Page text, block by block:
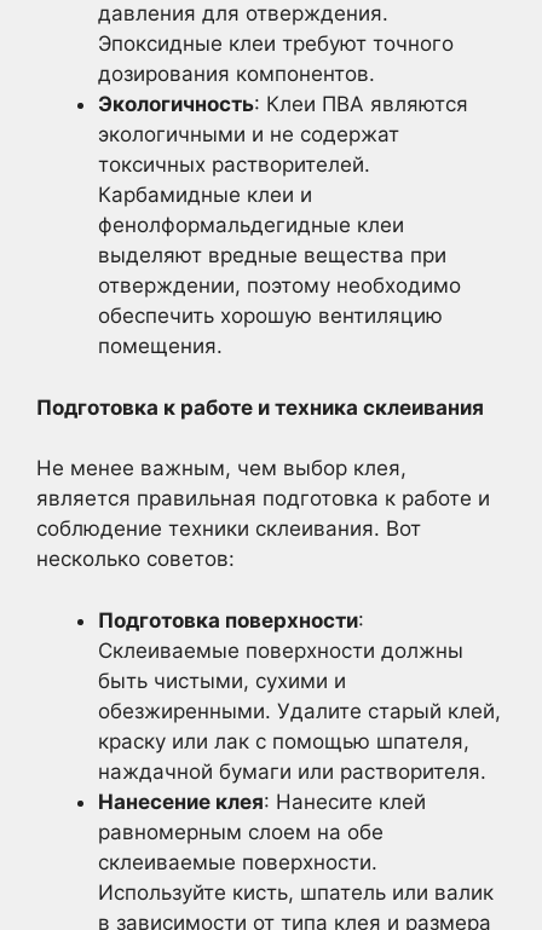
давления для отверждения.
Эпоксидные клеи требуют точного
дозирования компонентов.
Экологичность: Клеи ПВА являются
экологичными и не содержат
токсичных растворителей.
Карбамидные клеи и
фенолформальдегидные клеи
выделяют вредные вещества при
отверждении, поэтому необходимо
обеспечить хорошую вентиляцию
помещения.
Подготовка к работе и техника склеивания
Не менее важным, чем выбор клея,
является правильная подготовка к работе и
соблюдение техники склеивания. Вот
несколько советов:
Подготовка поверхности:
Склеиваемые поверхности должны
быть чистыми, сухими и
обезжиренными. Удалите старый клей,
краску или лак с помощью шпателя,
наждачной бумаги или растворителя.
Нанесение клея: Нанесите клей
равномерным слоем на обе
склеиваемые поверхности.
Используйте кисть, шпатель или валик
в зависимости от типа клея и размера